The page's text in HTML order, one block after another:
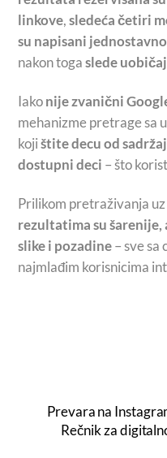
linkove,sledeća četiri
su napisani jednostavno
nakon togaslede
Iakonije zvanični
mehanizme pretrage sa
kojištite decu od
dostupni deci – što
Prilikom pretraživanja
rezultatima su
slike i pozadine– sve
najmlađim korisnicima
Prevara na
Rečnik za